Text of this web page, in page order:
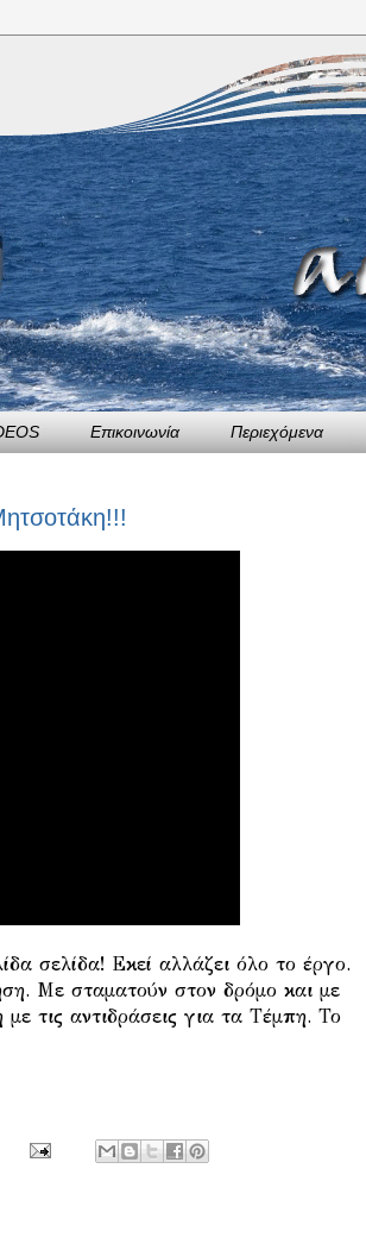
Επικοινωνία Περιεχόμενα
σελίδα! Εκεί αλλάζει όλο το έργο.
Με σταματούν στον δρόμο και με
τις αντιδράσεις για τα Τέμπη. Το